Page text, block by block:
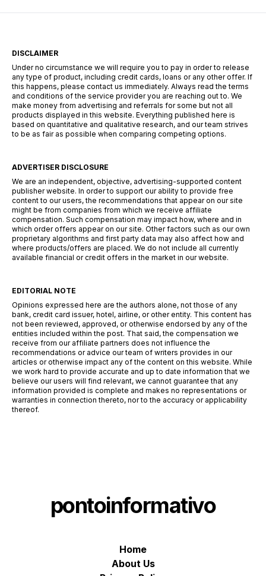
decisiones responsables. ¿Qué tipos de […]
DISCLAIMER
Under no circumstance we will require you to pay in order to release
any type of product, including credit cards, loans or any other offer. If
this happens, please contact us immediately. Always read the terms
and conditions of the service provider you are reaching out to. We
make money from advertising and referrals for some but not all
products displayed in this website. Everything published here is
based on quantitative and qualitative research, and our team strives
to be as fair as possible when comparing competing options.
ADVERTISER DISCLOSURE
We are an independent, objective, advertising-supported content
publisher website. In order to support our ability to provide free
content to our users, the recommendations that appear on our site
might be from companies from which we receive affiliate
compensation. Such compensation may impact how, where and in
which order offers appear on our site. Other factors such as our own
proprietary algorithms and first party data may also affect how and
where products/offers are placed. We do not include all currently
available financial or credit offers in the market in our website.
EDITORIAL NOTE
Opinions expressed here are the authors alone, not those of any
bank, credit card issuer, hotel, airline, or other entity. This content has
not been reviewed, approved, or otherwise endorsed by any of the
entities included within the post. That said, the compensation we
receive from our affiliate partners does not influence the
recommendations or advice our team of writers provides in our
articles or otherwise impact any of the content on this website. While
we work hard to provide accurate and up to date information that we
believe our users will find relevant, we cannot guarantee that any
information provided is complete and makes no representations or
warranties in connection thereto, nor to the accuracy or applicability
thereof.
pontoinformativo
Home
About Us